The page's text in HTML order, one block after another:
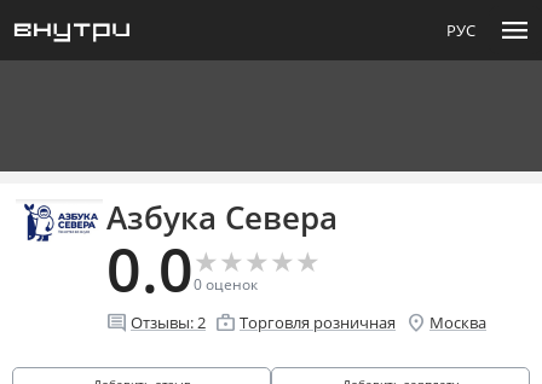
РУС menu
Азбука Севера
0.0★
★★
★★
★★
★★
★
0оценок
comment Отзывы:2 enterprise Торговля розничная location_on Москва